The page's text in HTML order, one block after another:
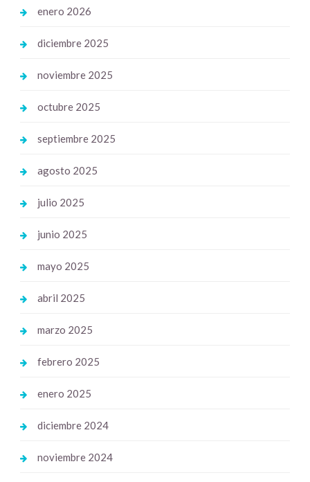
enero 2026
diciembre 2025
noviembre 2025
octubre 2025
septiembre 2025
agosto 2025
julio 2025
junio 2025
mayo 2025
abril 2025
marzo 2025
febrero 2025
enero 2025
diciembre 2024
noviembre 2024